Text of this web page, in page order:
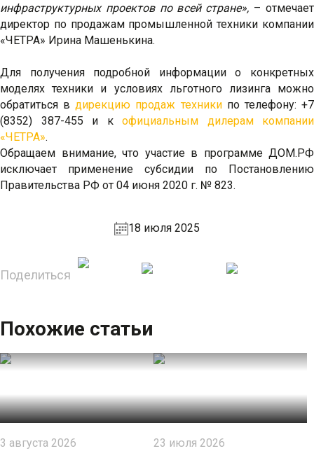
инфраструктурных проектов по всей стране», – отмечает
директор по продажам промышленной техники компании
«ЧЕТРА» Ирина Машенькина.
Для получения подробной информации о конкретных
моделях техники и условиях льготного лизинга можно
обратиться в дирекцию продаж техникипо телефону: +7
(8352) 387-455 и к официальным дилерам компании
«ЧЕТРА».
Обращаем внимание, что участие в программе ДОМ.РФ
исключает применение субсидии по Постановлению
Правительства РФ от 04 июня 2020 г. № 823.
Поделиться
18 июля 2025
Похожие статьи
3 августа 2026
23 июля 2026